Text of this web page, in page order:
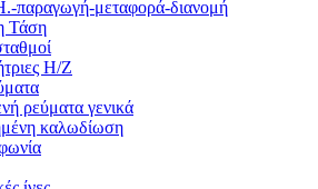
παραγωγή-μεταφορά-διανομή
Τάση
Η/Ζ
ρεύματα γενικά
καλωδίωση